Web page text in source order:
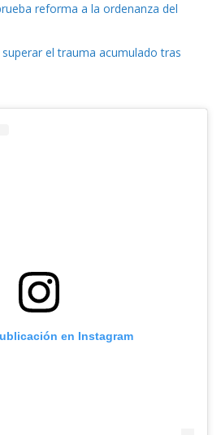
reforma a la ordenanza del
el trauma acumulado tras
en Instagram